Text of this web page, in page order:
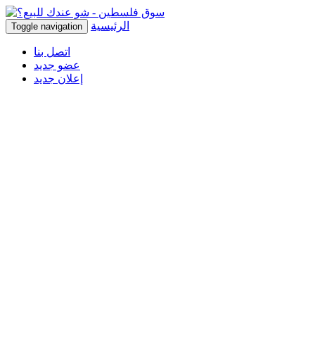
Toggle navigation الرئيسية
اتصل بنا
عضو جديد
إعلان جديد